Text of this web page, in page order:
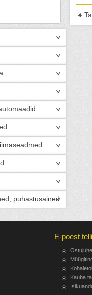
puhastusained
E-poest
Kauba